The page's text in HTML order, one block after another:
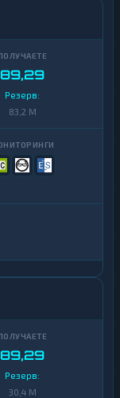
89,29
Резерв:
83,2 M
89,29
Резерв:
30,4 M